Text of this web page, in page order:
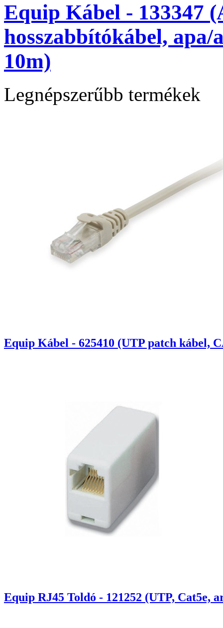
Equip Kábel - 133347
hosszabbítókábel,
10m)
Legnépszerűbb termékek
Equip Kábel - 625410 (UTP patch kábel,
Equip RJ45 Toldó - 121252 (UTP, Cat5e,